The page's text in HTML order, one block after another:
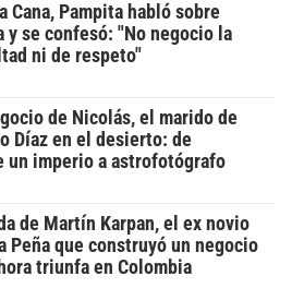
Cana, Pampita habló sobre
y se confesó: "No negocio la
ni de respeto"
de Nicolás, el marido de
Díaz en el desierto: de
un imperio a astrofotógrafo
de Martín Karpan, el ex novio
Peña que construyó un negocio
triunfa en Colombia